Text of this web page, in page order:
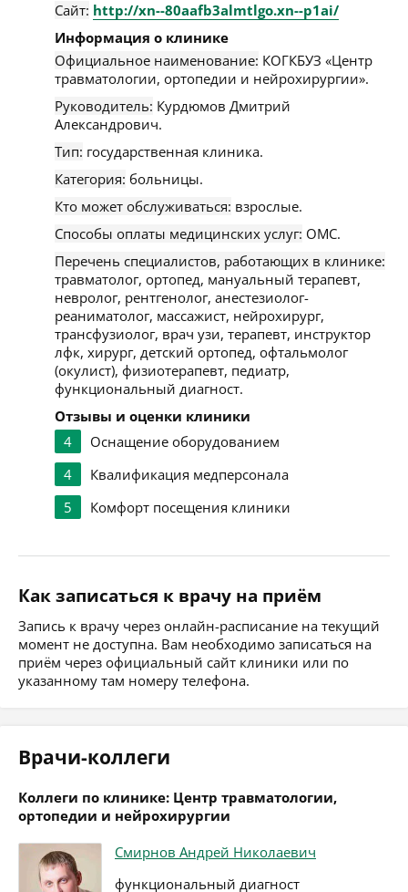
Сайт: http://xn--80aafb3almtlgo.xn--p1ai/
Информация о клинике
Официальное наименование: КОГКБУЗ «Центр
травматологии, ортопедии и нейрохирургии».
Руководитель: Курдюмов Дмитрий
Александрович.
Тип: государственная клиника.
Категория: больницы.
Кто может обслуживаться: взрослые.
Способы оплаты медицинских услуг: ОМС.
Перечень специалистов, работающих в клинике:
травматолог, ортопед, мануальный терапевт,
невролог, рентгенолог, анестезиолог-
реаниматолог, массажист, нейрохирург,
трансфузиолог, врач узи, терапевт, инструктор
лфк, хирург, детский ортопед, офтальмолог
(окулист), физиотерапевт, педиатр,
функциональный диагност.
Отзывы и оценки клиники
4
Оснащение оборудованием
4
Квалификация медперсонала
5
Комфорт посещения клиники
Как записаться к врачу на приём
Запись к врачу через онлайн-расписание на текущий
момент не доступна. Вам необходимо записаться на
приём через официальный сайт клиники или по
указанному там номеру телефона.
Врачи-коллеги
Коллеги по клинике: Центр травматологии,
ортопедии и нейрохирургии
Смирнов Андрей Николаевич
функциональный диагност